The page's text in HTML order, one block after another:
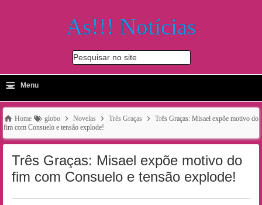
As!!! Notícias
Pesquisar no site
-
≡ Menu
Home globo Novelas Três Graças
Três Graças: Misael expõe motivo do
fim com Consuelo e tensão explode!
Três Graças: Misael expõe motivo do
fim com Consuelo e tensão explode!